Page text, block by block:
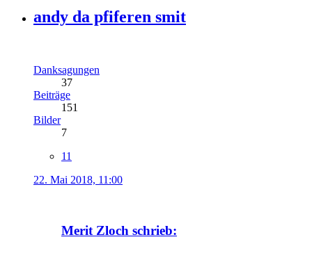
andy da pfiferen smit
Danksagungen
37
Beiträge
151
Bilder
7
11
22. Mai 2018, 11:00
Merit Zloch schrieb: